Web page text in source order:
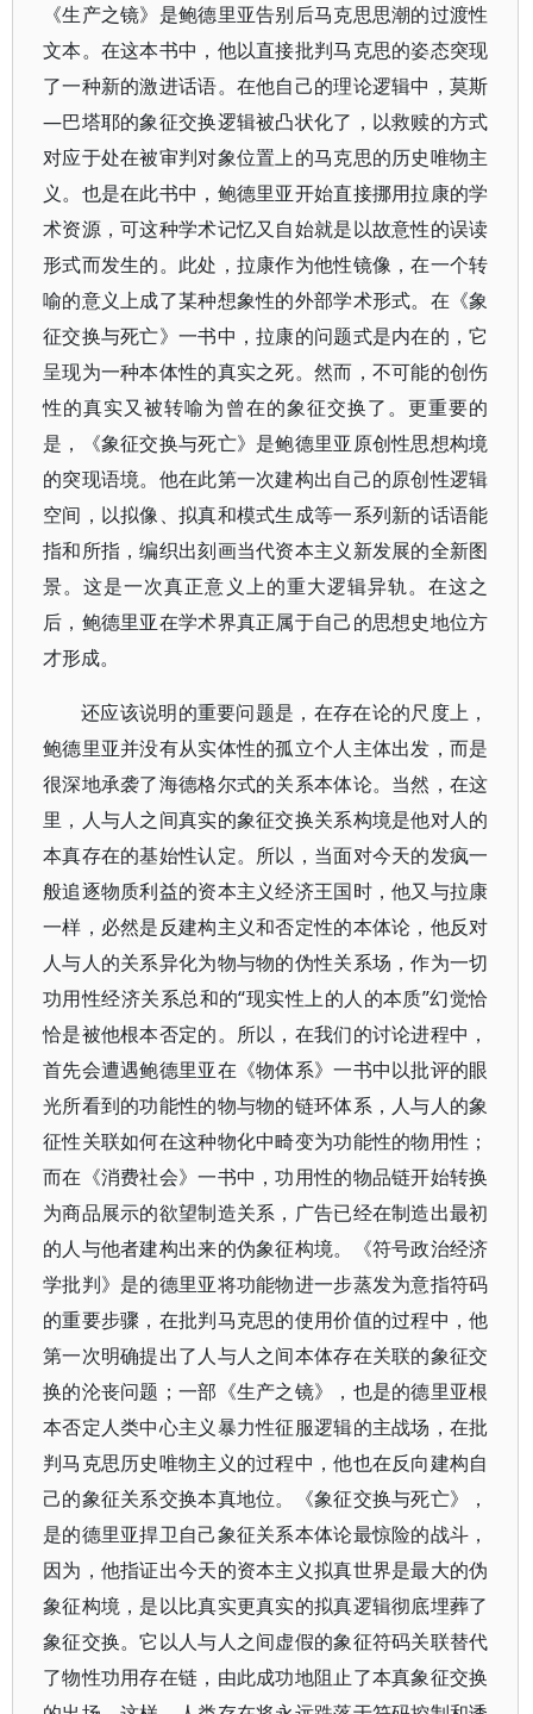
《生产之镜》是鲍德里亚告别后马克思思潮的过渡性
文本。在这本书中，他以直接批判马克思的姿态突现
了一种新的激进话语。在他自己的理论逻辑中，莫斯
—巴塔耶的象征交换逻辑被凸状化了，以救赎的方式
对应于处在被审判对象位置上的马克思的历史唯物主
义。也是在此书中，鲍德里亚开始直接挪用拉康的学
术资源，可这种学术记忆又自始就是以故意性的误读
形式而发生的。此处，拉康作为他性镜像，在一个转
喻的意义上成了某种想象性的外部学术形式。在《象
征交换与死亡》一书中，拉康的问题式是内在的，它
呈现为一种本体性的真实之死。然而，不可能的创伤
性的真实又被转喻为曾在的象征交换了。更重要的
是，《象征交换与死亡》是鲍德里亚原创性思想构境
的突现语境。他在此第一次建构出自己的原创性逻辑
空间，以拟像、拟真和模式生成等一系列新的话语能
指和所指，编织出刻画当代资本主义新发展的全新图
景。这是一次真正意义上的重大逻辑异轨。在这之
后，鲍德里亚在学术界真正属于自己的思想史地位方
才形成。
还应该说明的重要问题是，在存在论的尺度上，
鲍德里亚并没有从实体性的孤立个人主体出发，而是
很深地承袭了海德格尔式的关系本体论。当然，在这
里，人与人之间真实的象征交换关系构境是他对人的
本真存在的基始性认定。所以，当面对今天的发疯一
般追逐物质利益的资本主义经济王国时，他又与拉康
一样，必然是反建构主义和否定性的本体论，他反对
人与人的关系异化为物与物的伪性关系场，作为一切
功用性经济关系总和的“现实性上的人的本质”幻觉恰
恰是被他根本否定的。所以，在我们的讨论进程中，
首先会遭遇鲍德里亚在《物体系》一书中以批评的眼
光所看到的功能性的物与物的链环体系，人与人的象
征性关联如何在这种物化中畸变为功能性的物用性；
而在《消费社会》一书中，功用性的物品链开始转换
为商品展示的欲望制造关系，广告已经在制造出最初
的人与他者建构出来的伪象征构境。《符号政治经济
学批判》是的德里亚将功能物进一步蒸发为意指符码
的重要步骤，在批判马克思的使用价值的过程中，他
第一次明确提出了人与人之间本体存在关联的象征交
换的沦丧问题；一部《生产之镜》，也是的德里亚根
本否定人类中心主义暴力性征服逻辑的主战场，在批
判马克思历史唯物主义的过程中，他也在反向建构自
己的象征关系交换本真地位。《象征交换与死亡》，
是的德里亚捍卫自己象征关系本体论最惊险的战斗，
因为，他指证出今天的资本主义拟真世界是最大的伪
象征构境，是以比真实更真实的拟真逻辑彻底埋葬了
象征交换。它以人与人之间虚假的象征符码关联替代
了物性功用存在链，由此成功地阻止了本真象征交换